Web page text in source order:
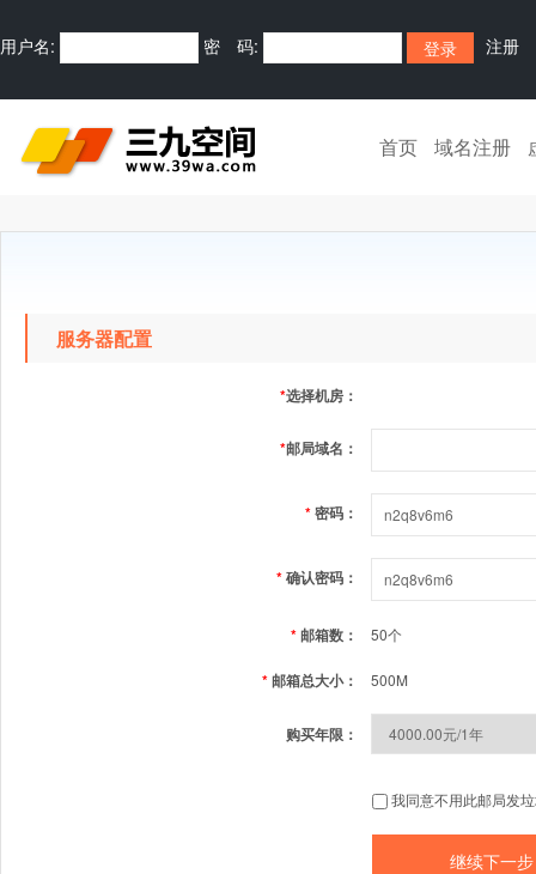
用户名: 密 码: 注册
首页 域名注册
服务器配置
*选择机房：
*邮局域名：
*密码：
*确认密码：
*邮箱数： 50个
*邮箱总大小： 500M
购买年限：
我同意不用此邮局发